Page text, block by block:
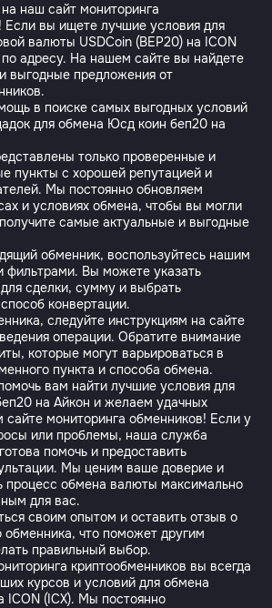
наш сайт мониторинга
Если вы ищете лучшие условия для
валюты USDCoin (BEP20) на ICON
по адресу. На нашем сайте вы найдете
выгодные предложения от
в поиске самых выгодных условий
для обмена Юсд коин беп20 на
только проверенные и
пункты с хорошей репутацией и
Мы постоянно обновляем
и условиях обмена, чтобы вы могли
самые актуальные и выгодные
обменник, воспользуйтесь нашим
фильтрами. Вы можете указать
сделки, сумму и выбрать
конвертации.
следуйте инструкциям на сайте
операции. Обратите внимание
которые могут варьироваться в
пункта и способа обмена.
вам найти лучшие условия для
на Айкон и желаем удачных
мониторинга обменников! Если у
или проблемы, наша служба
помочь и предоставить
Мы ценим ваше доверие и
процесс обмена валюты максимально
для вас.
своим опытом и оставить отзыв о
обменника, что поможет другим
правильный выбор.
криптообменников вы всегда
курсов и условий для обмена
ICON (ICX). Мы постоянно